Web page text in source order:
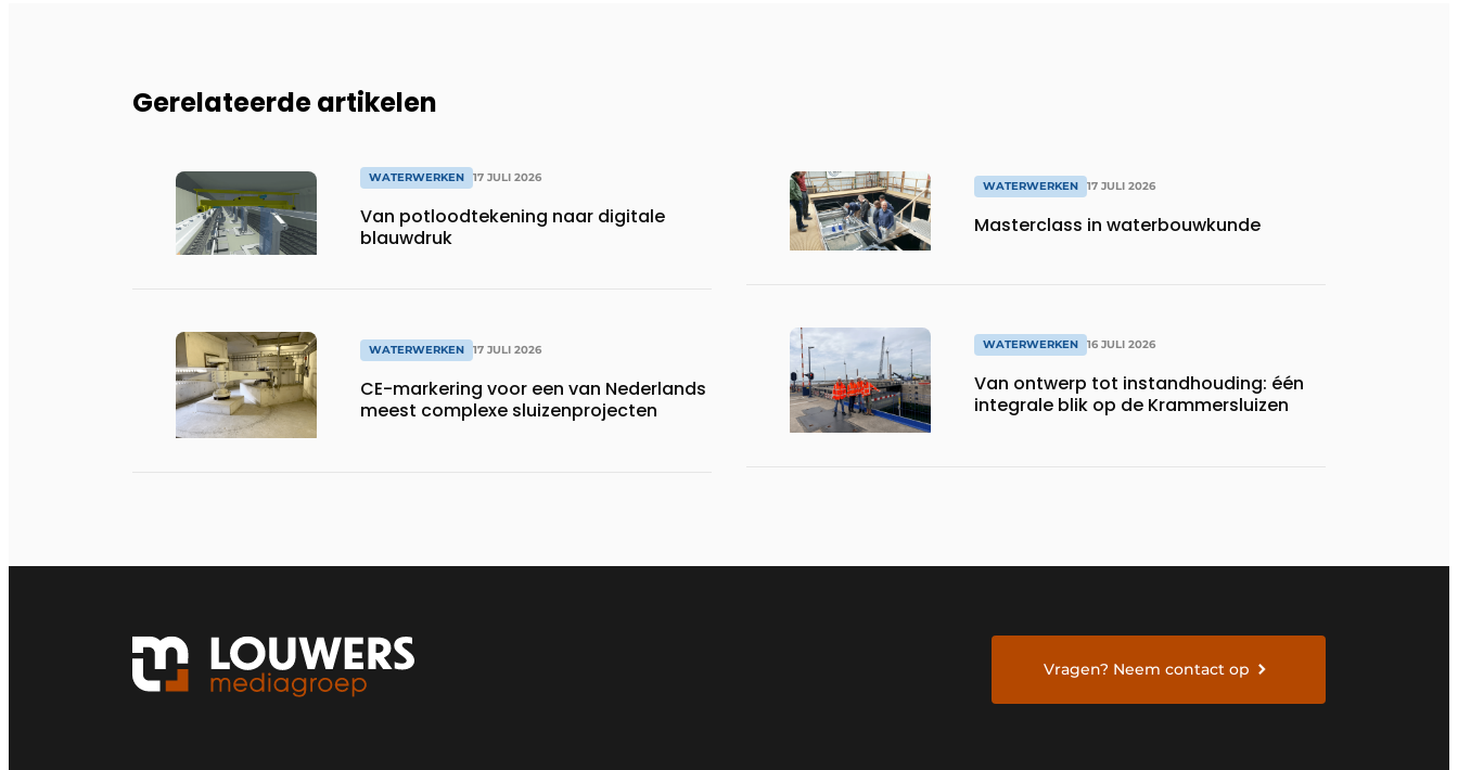
Gerelateerde artikelen
WATERWERKEN 17 JULI 2026
Van potloodtekening naar digitale
blauwdruk
WATERWERKEN 17 JULI 2026
CE-markering voor een van Nederlands
meest complexe sluizenprojecten
WATERWERKEN 17 JULI 2026
Masterclass in waterbouwkunde
WATERWERKEN 16 JULI 2026
Van ontwerp tot instandhouding: één
integrale blik op de Krammersluizen
Vragen? Neem contact op